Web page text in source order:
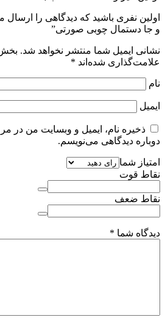
اولین نفری باشید که دیدگاهی را
و جا دستمال چوبی صورتی”
نشانی ایمیل شما منتشر نخواهد شد.
علامت‌گذاری شده‌اند *
نام
ایمیل
ذخیره نام، ایمیل و وبسایت من در
دوباره دیدگاهی می‌نویسم.
امتیاز شما
نقاط قوت
نقاط ضعف
دیدگاه شما *